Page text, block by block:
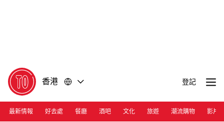
香港 登記
最新情報 好去處 餐廳 酒吧 文化 旅遊 潮流購物 影片
Photograph: Nicholas Wong